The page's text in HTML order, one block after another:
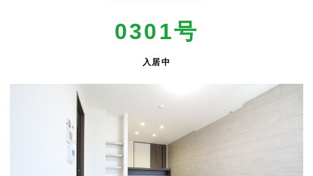
0301号
入居中